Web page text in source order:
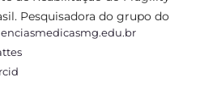
Pesquisadora do grupo do
do projeto de pesquisa
“Back Complaints in the
da Gerontologia da